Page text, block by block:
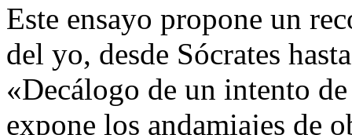
Este ensayo propone un
del yo, desde Sócrates
«Decálogo de un intento
expone los andamiajes de